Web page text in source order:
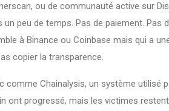
ou de communauté active sur
un peu de temps. Pas de paiement.
à Binance ou Coinbase mais qui a
copier la transparence.
comme Chainalysis, un système utilisé
ont progressé, mais les victimes